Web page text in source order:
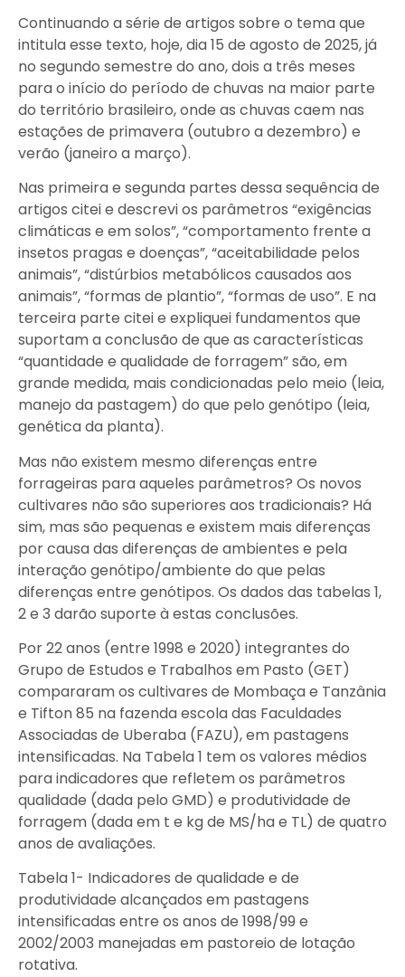
Continuando a série de artigos sobre o tema que
intitula esse texto, hoje, dia 15 de agosto de 2025, já
no segundo semestre do ano, dois a três meses
para o início do período de chuvas na maior parte
do território brasileiro, onde as chuvas caem nas
estações de primavera (outubro a dezembro) e
verão (janeiro a março).
Nas primeira e segunda partes dessa sequência de
artigos citei e descrevi os parâmetros “exigências
climáticas e em solos”, “comportamento frente a
insetos pragas e doenças”, “aceitabilidade pelos
animais”, “distúrbios metabólicos causados aos
animais”, “formas de plantio”, “formas de uso”. E na
terceira parte citei e expliquei fundamentos que
suportam a conclusão de que as características
“quantidade e qualidade de forragem” são, em
grande medida, mais condicionadas pelo meio (leia,
manejo da pastagem) do que pelo genótipo (leia,
genética da planta).
Mas não existem mesmo diferenças entre
forrageiras para aqueles parâmetros? Os novos
cultivares não são superiores aos tradicionais? Há
sim, mas são pequenas e existem mais diferenças
por causa das diferenças de ambientes e pela
interação genótipo/ambiente do que pelas
diferenças entre genótipos. Os dados das tabelas 1,
2 e 3 darão suporte à estas conclusões.
Por 22 anos (entre 1998 e 2020) integrantes do
Grupo de Estudos e Trabalhos em Pasto (GET)
compararam os cultivares de Mombaça e Tanzânia
e Tifton 85 na fazenda escola das Faculdades
Associadas de Uberaba (FAZU), em pastagens
intensificadas. Na Tabela 1 tem os valores médios
para indicadores que refletem os parâmetros
qualidade (dada pelo GMD) e produtividade de
forragem (dada em t e kg de MS/ha e TL) de quatro
anos de avaliações.
Tabela 1- Indicadores de qualidade e de
produtividade alcançados em pastagens
intensificadas entre os anos de 1998/99 e
2002/2003 manejadas em pastoreio de lotação
rotativa.